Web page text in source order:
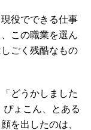
役でできる仕事
この職業を選ん
ごく残酷なもの
どうかしました
ょこん、とある
を出したのは、